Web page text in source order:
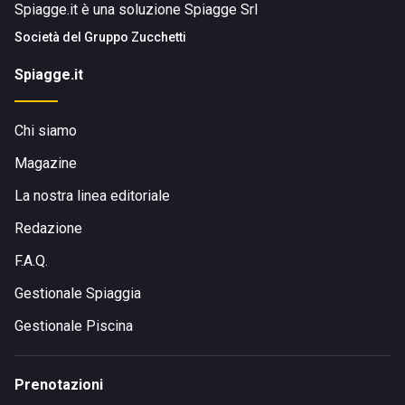
Spiagge.it è una soluzione Spiagge Srl
Società del Gruppo Zucchetti
Spiagge.it
Chi siamo
Magazine
La nostra linea editoriale
Redazione
F.A.Q.
Gestionale Spiaggia
Gestionale Piscina
Prenotazioni